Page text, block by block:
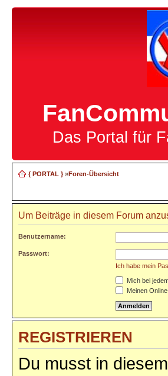
Das Portal für
{ PORTAL }»Foren-Übersicht
Um Beiträge in diesem Forum
Benutzername:
Passwort:
Ich habe mein
Mich bei
Meinen
REGISTRIEREN
Du musst in